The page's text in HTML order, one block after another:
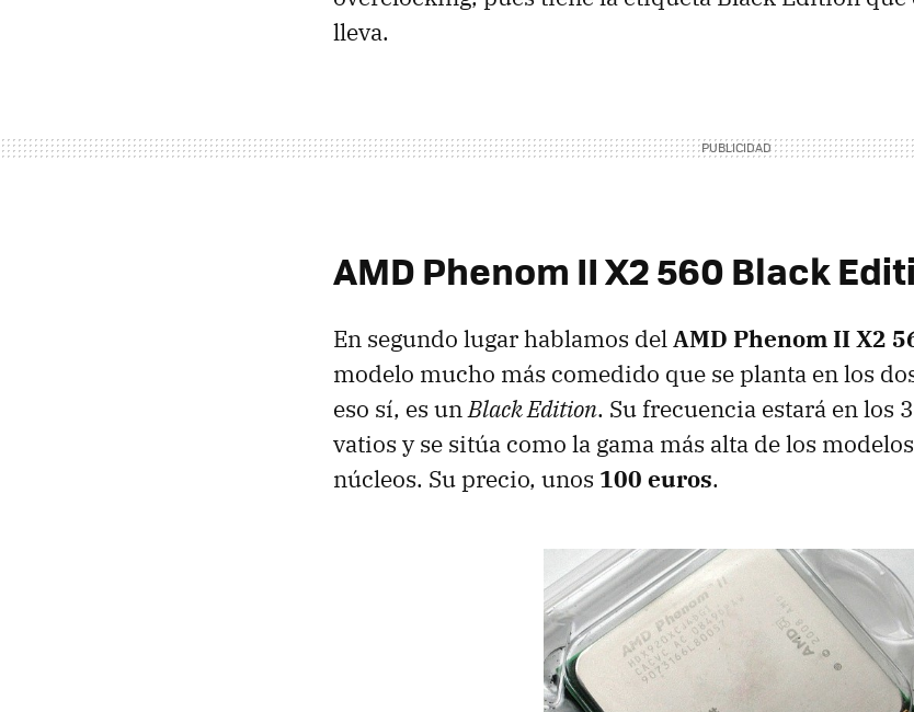
lleva.
AMDPhenom II X2 560 Black
En segundo lugar hablamos delAMD Phenom II X2
modelo mucho más comedido que se planta en los
eso sí, es unBlack Edition. Su frecuencia estará en los
vatios y se sitúa como la gama más alta de los
núcleos. Su precio, unos 100 euros.